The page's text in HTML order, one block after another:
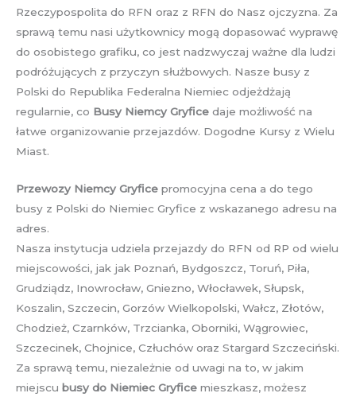
Rzeczypospolita do RFN oraz z RFN do Nasz ojczyzna. Za
sprawą temu nasi użytkownicy mogą dopasować wyprawę
do osobistego grafiku, co jest nadzwyczaj ważne dla ludzi
podróżujących z przyczyn służbowych. Nasze busy z
Polski do Republika Federalna Niemiec odjeżdżają
regularnie, co Busy Niemcy Gryfice daje możliwość na
łatwe organizowanie przejazdów. Dogodne Kursy z Wielu
Miast.
Przewozy Niemcy Gryfice promocyjna cena a do tego
busy z Polski do Niemiec Gryfice z wskazanego adresu na
adres.
Nasza instytucja udziela przejazdy do RFN od RP od wielu
miejscowości, jak jak Poznań, Bydgoszcz, Toruń, Piła,
Grudziądz, Inowrocław, Gniezno, Włocławek, Słupsk,
Koszalin, Szczecin, Gorzów Wielkopolski, Wałcz, Złotów,
Chodzież, Czarnków, Trzcianka, Oborniki, Wągrowiec,
Szczecinek, Chojnice, Człuchów oraz Stargard Szczeciński.
Za sprawą temu, niezależnie od uwagi na to, w jakim
miejscu busy do Niemiec Gryfice mieszkasz, możesz